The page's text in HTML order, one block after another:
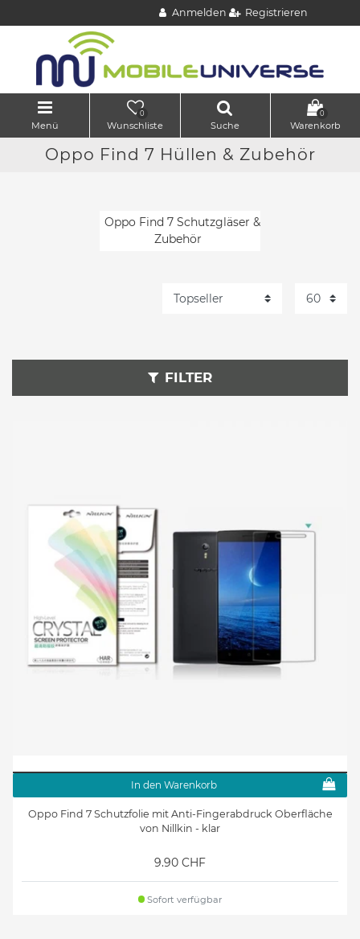
Anmelden Registrieren
Menü
0
Wunschliste Suche
0
Warenkorb
Oppo Find 7 Hüllen & Zubehör
Oppo Find 7 Schutzgläser &
Zubehör
FILTER
In den Warenkorb
Oppo Find 7 Schutzfolie mit Anti-Fingerabdruck Oberfläche
von Nillkin - klar
9.90 CHF
Sofort verfügbar